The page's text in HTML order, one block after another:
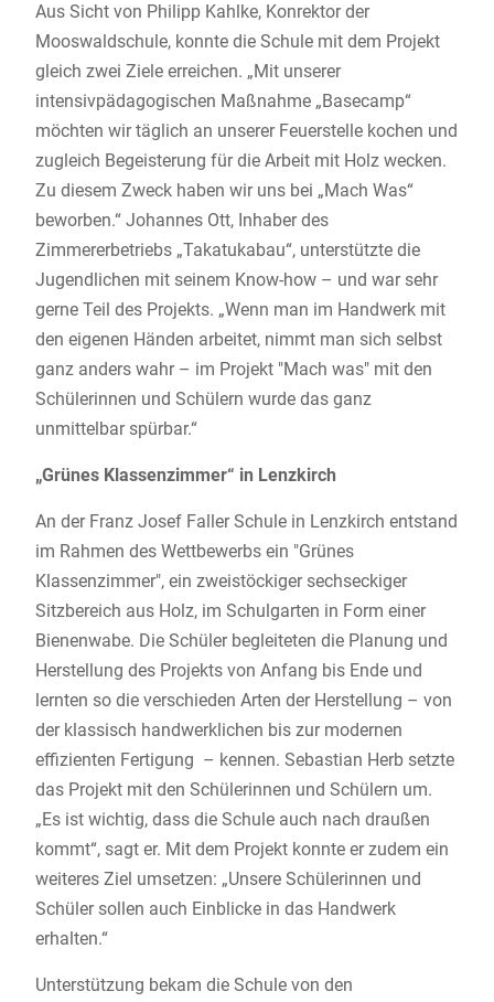
Aus Sicht von Philipp Kahlke, Konrektor der
Mooswaldschule, konnte die Schule mit dem Projekt
gleich zwei Ziele erreichen. „Mit unserer
intensivpädagogischen Maßnahme „Basecamp“
möchten wir täglich an unserer Feuerstelle kochen und
zugleich Begeisterung für die Arbeit mit Holz wecken.
Zu diesem Zweck haben wir uns bei „Mach Was“
beworben.“ Johannes Ott, Inhaber des
Zimmererbetriebs „Takatukabau“, unterstützte die
Jugendlichen mit seinem Know-how – und war sehr
gerne Teil des Projekts. „Wenn man im Handwerk mit
den eigenen Händen arbeitet, nimmt man sich selbst
ganz anders wahr – im Projekt "Mach was" mit den
Schülerinnen und Schülern wurde das ganz
unmittelbar spürbar.“
„Grünes Klassenzimmer“ in Lenzkirch
An der Franz Josef Faller Schule in Lenzkirch entstand
im Rahmen des Wettbewerbs ein "Grünes
Klassenzimmer", ein zweistöckiger sechseckiger
Sitzbereich aus Holz, im Schulgarten in Form einer
Bienenwabe. Die Schüler begleiteten die Planung und
Herstellung des Projekts von Anfang bis Ende und
lernten so die verschieden Arten der Herstellung – von
der klassisch handwerklichen bis zur modernen
effizienten Fertigung – kennen. Sebastian Herb setzte
das Projekt mit den Schülerinnen und Schülern um.
„Es ist wichtig, dass die Schule auch nach draußen
kommt“, sagt er. Mit dem Projekt konnte er zudem ein
weiteres Ziel umsetzen: „Unsere Schülerinnen und
Schüler sollen auch Einblicke in das Handwerk
erhalten.“
Unterstützung bekam die Schule von den